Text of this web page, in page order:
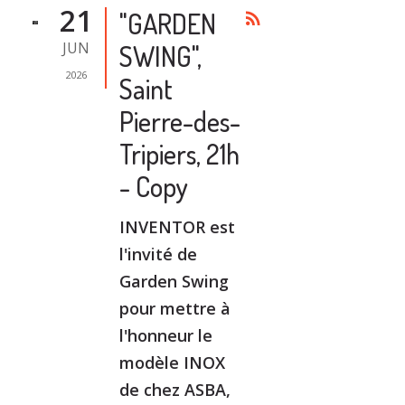
rss_feed
21
JUN
2026
"GARDEN
SWING",
Saint
Pierre-des-
Tripiers, 21h
- Copy
INVENTOR est
l'invité de
Garden Swing
pour mettre à
l'honneur le
modèle INOX
de chez ASBA,